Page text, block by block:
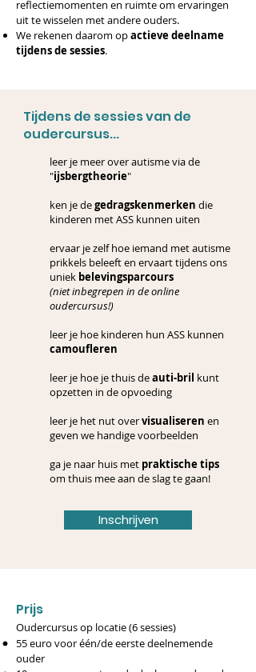
reflectiemomenten en ruimte om ervaringen
uit te wisselen met andere ouders.
We rekenen daarom opactieve deelname
tijdens de sessies.
Tijdens de sessies van de
oudercursus...
leer je meer over autisme via de
"ijsbergtheorie"
ken je degedragskenmerken die
kinderen met ASS kunnen uiten
ervaar je zelf hoe iemand met autisme
prikkels beleeft en ervaart tijdens ons
uniek belevingsparcours
(niet inbegrepen in de online
oudercursus!)
leer je hoe kinderen hun ASS kunnen
camoufleren
leer je hoe je thuis deauti-bril kunt
opzetten in de opvoeding
leer je het nut overvisualiseren en
geven we handige voorbeelden
ga je naar huis met praktische tips
om thuis mee aan de slag te gaan!
Inschrijven
Prijs
Oudercursus op locatie (6 sessies)
55 euro voor één/de eerste deelnemende
ouder